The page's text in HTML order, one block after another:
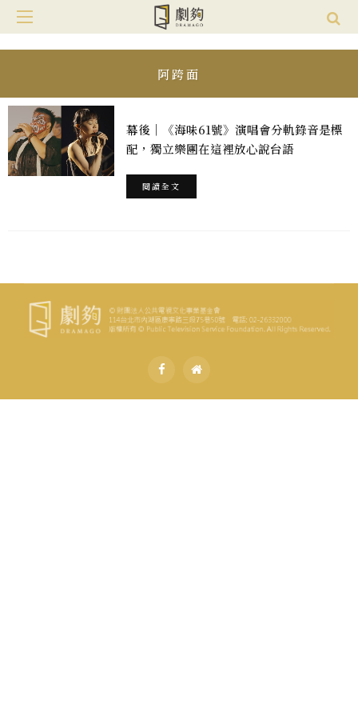
阿跨面
幕後｜《海味61號》演唱會分軌錄音是標
配，獨立樂團在這裡放心說台語
閱讀全文